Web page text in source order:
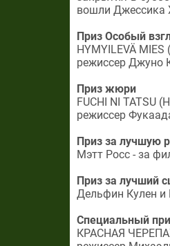
вошли Джессика
Приз Особый
HYMYILEVÄ
режиссер Джуно
Приз жюри
FUCHI NI TATSU
режиссер
Приз за лучшую
Мэтт Росс - за
Приз за лучший
Дельфин Кулен и
Специальный
КРАСНАЯ